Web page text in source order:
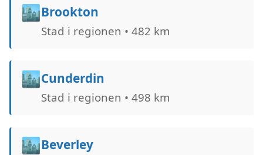
🏙️Brookton
Stad i regionen • 482 km
🏙️Cunderdin
Stad i regionen • 498 km
🏙️Beverley